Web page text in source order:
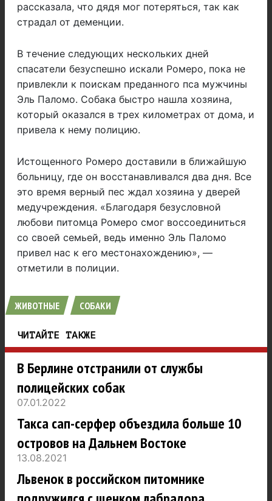
рассказала, что дядя мог потеряться, так как
страдал от деменции.
В течение следующих нескольких дней
спасатели безуспешно искали Ромеро, пока не
привлекли к поискам преданного пса мужчины
Эль Паломо. Собака быстро нашла хозяина,
который оказался в трех километрах от дома, и
привела к нему полицию.
Истощенного Ромеро доставили в ближайшую
больницу, где он восстанавливался два дня. Все
это время верный пес ждал хозяина у дверей
медучреждения. «Благодаря безусловной
любови питомца Ромеро смог воссоединиться
со своей семьей, ведь именно Эль Паломо
привел нас к его местонахождению», —
отметили в полиции.
ЖИВОТНЫЕ СОБАКИ
ЧИТАЙТЕ ТАКЖЕ
В Берлине отстранили от службы
полицейских собак
07.01.2022
Такса сап-серфер объездила больше 10
островов на Дальнем Востоке
13.08.2021
Львенок в российском питомнике